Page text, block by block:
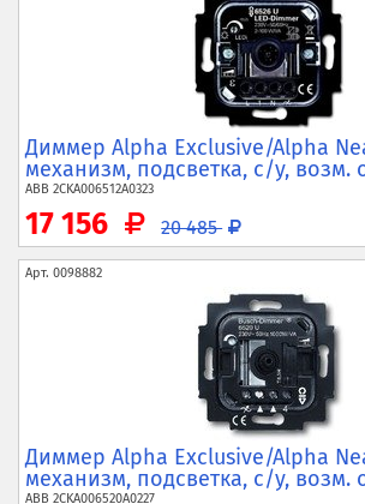
Диммер Alpha Exclusive/Alpha
механизм, подсветка, с/у, возм.
ABB 2CKA006512A0323
17 156 20 485
Арт. 0098882
Диммер Alpha Exclusive/Alpha
механизм, подсветка, с/у, возм.
ABB 2CKA006520A0227